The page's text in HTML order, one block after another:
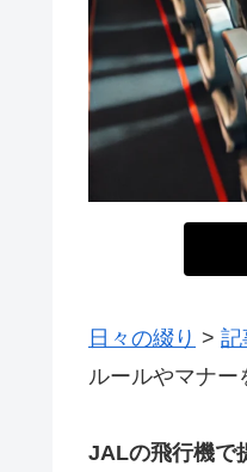
日々の綴り > 記
ルールやマナー
JALの飛行機で